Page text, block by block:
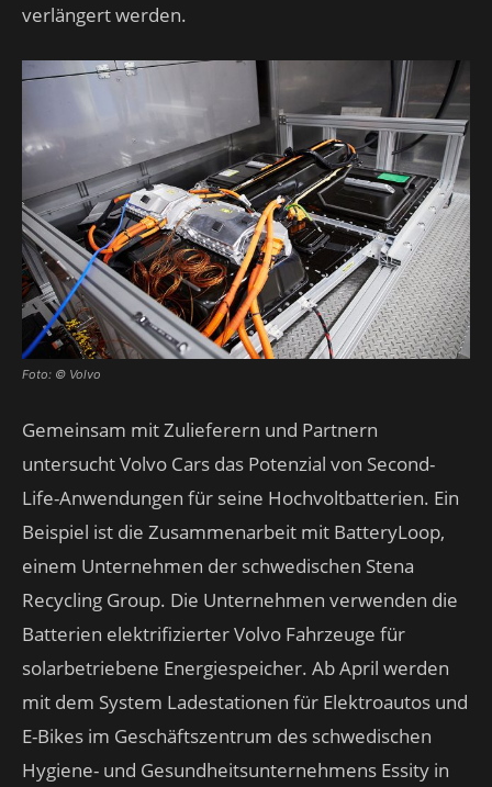
verlängert werden.
Foto: © Volvo
Gemeinsam mit Zulieferern und Partnern
untersucht Volvo Cars das Potenzial von Second-
Life-Anwendungen für seine Hochvoltbatterien. Ein
Beispiel ist die Zusammenarbeit mit BatteryLoop,
einem Unternehmen der schwedischen Stena
Recycling Group. Die Unternehmen verwenden die
Batterien elektrifizierter Volvo Fahrzeuge für
solarbetriebene Energiespeicher. Ab April werden
mit dem System Ladestationen für Elektroautos und
E-Bikes im Geschäftszentrum des schwedischen
Hygiene- und Gesundheitsunternehmens Essity in